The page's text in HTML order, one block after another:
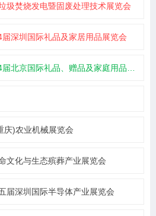
圾焚烧发电暨固废处理技术展览会
深圳国际礼品及家居用品展览会
京国际礼品、赠品及家庭用品展览会
庆)农业机械展览会
文化与生态殡葬产业展览会
届深圳国际半导体产业展览会